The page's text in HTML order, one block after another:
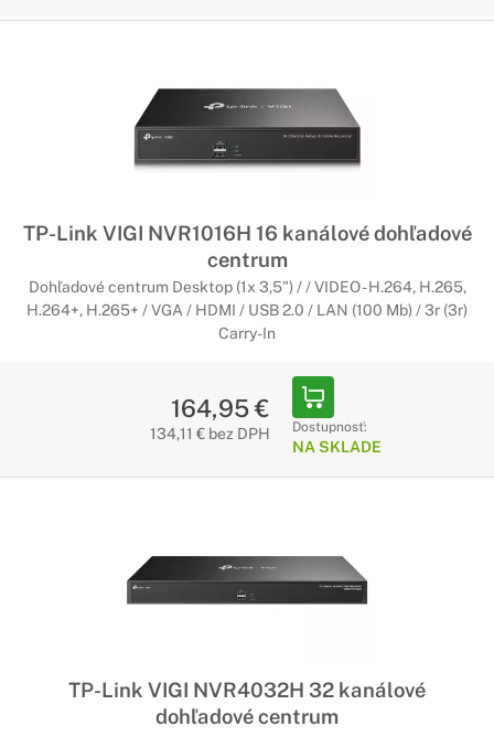
TP-Link VIGI NVR1016H 16 kanálové dohľadové
centrum
Dohľadové centrum Desktop (1x 3,5") / / VIDEO - H.264, H.265,
H.264+, H.265+ / VGA / HDMI / USB 2.0 / LAN (100 Mb) / 3r (3r)
Carry-In
164,95 €
134,11 € bez DPH Dostupnosť:
NA SKLADE
TP-Link VIGI NVR4032H 32 kanálové
dohľadové centrum